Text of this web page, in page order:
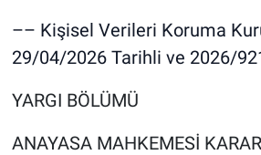
–– Kişisel Verileri Koruma
29/04/2026 Tarihli ve 2026/921
YARGI BÖLÜMÜ
ANAYASA MAHKEMESİ